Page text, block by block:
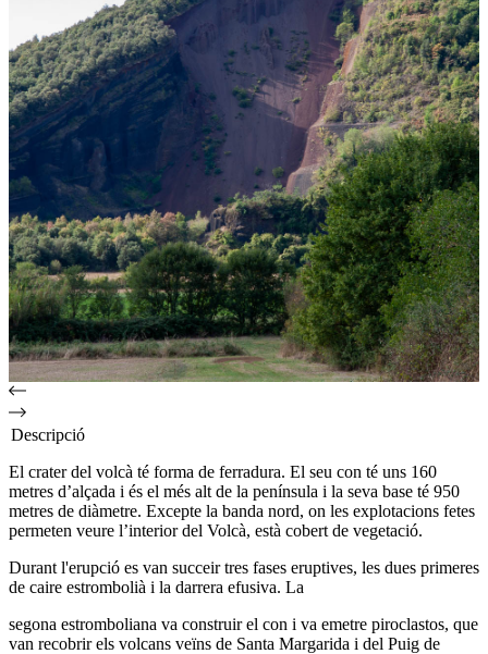
Descripció
El crater del volcà té forma de ferradura. El seu con té uns 160
metres d’alçada i és el més alt de la península i la seva base té 950
metres de diàmetre. Excepte la banda nord, on les explotacions fetes
permeten veure l’interior del Volcà, està cobert de vegetació.
Durant l'erupció es van succeir tres fases eruptives, les dues primeres
de caire estrombolià i la darrera efusiva. La
segona estromboliana va construir el con i va emetre piroclastos, que
van recobrir els volcans veïns de Santa Margarida i del Puig de